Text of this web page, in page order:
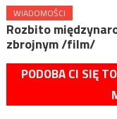
WIADOMOŚCI
Rozbito
zbrojnym /film/
PODOBA CI SIĘ